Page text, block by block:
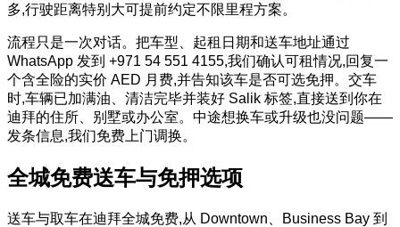
多,行驶距离特别大可提前约定不限里程方案。
流程只是一次对话。把车型、起租日期和送车地址通过
WhatsApp 发到 +971 54 551 4155,我们确认可租情况,回复一
个含全险的实价 AED 月费,并告知该车是否可选免押。交车
时,车辆已加满油、清洁完毕并装好 Salik 标签,直接送到你在
迪拜的住所、别墅或办公室。中途想换车或升级也没问题——
发条信息,我们免费上门调换。
全城免费送车与免押选项
送车与取车在迪拜全城免费,从 Downtown、Business Bay 到